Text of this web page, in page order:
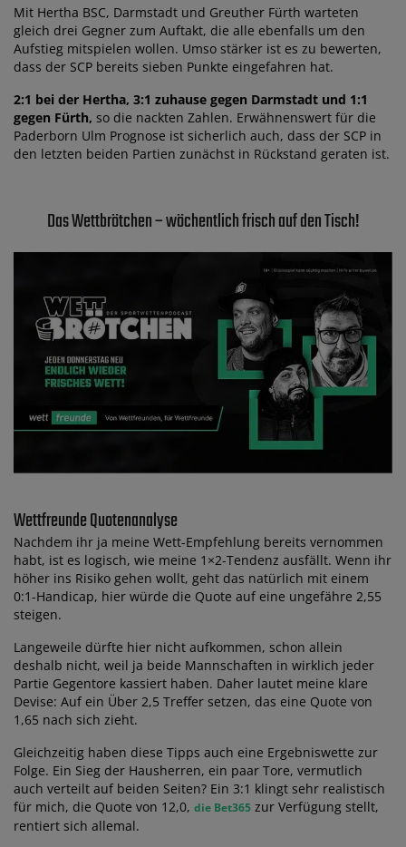
Mit Hertha BSC, Darmstadt und Greuther Fürth warteten
gleich drei Gegner zum Auftakt, die alle ebenfalls um den
Aufstieg mitspielen wollen. Umso stärker ist es zu bewerten,
dass der SCP bereits sieben Punkte eingefahren hat.
2:1 bei der Hertha, 3:1 zuhause gegen Darmstadt und 1:1
gegen Fürth, so die nackten Zahlen. Erwähnenswert für die
Paderborn Ulm Prognose ist sicherlich auch, dass der SCP in
den letzten beiden Partien zunächst in Rückstand geraten ist.
Das Wettbrötchen – wöchentlich frisch auf den Tisch!
Wettfreunde Quotenanalyse
Nachdem ihr ja meine Wett-Empfehlung bereits vernommen
habt, ist es logisch, wie meine 1×2-Tendenz ausfällt. Wenn ihr
höher ins Risiko gehen wollt, geht das natürlich mit einem
0:1-Handicap, hier würde die Quote auf eine ungefähre 2,55
steigen.
Langeweile dürfte hier nicht aufkommen, schon allein
deshalb nicht, weil ja beide Mannschaften in wirklich jeder
Partie Gegentore kassiert haben. Daher lautet meine klare
Devise: Auf ein Über 2,5 Treffer setzen, das eine Quote von
1,65 nach sich zieht.
Gleichzeitig haben diese Tipps auch eine Ergebniswette zur
Folge. Ein Sieg der Hausherren, ein paar Tore, vermutlich
auch verteilt auf beiden Seiten? Ein 3:1 klingt sehr realistisch
für mich, die Quote von 12,0, die Bet365 zur Verfügung stellt,
rentiert sich allemal.